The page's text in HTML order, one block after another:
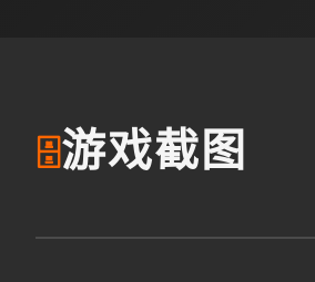
🗄️游戏截图